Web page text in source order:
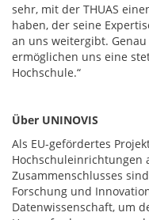
sehr, mit der THUAS
haben, der seine
an uns weitergibt.
ermöglichen uns eine
Hochschule.“
Über UNINOVIS
Als EU-gefördertes
Hochschuleinrichtungen
Zusammenschlusses
Forschung und
Datenwissenschaft, um